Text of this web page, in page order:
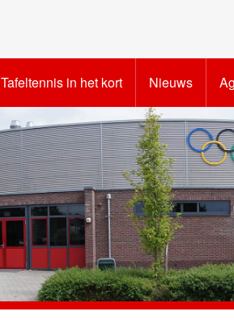
Tafeltennis in het kort Nieuws